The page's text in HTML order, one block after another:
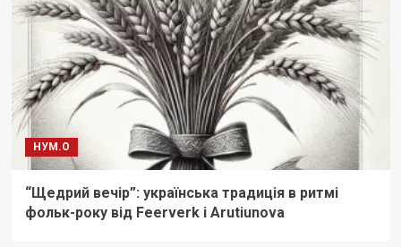
НУМ.О
“Щедрий вечір”: українська традиція в ритмі
фольк-року від Feerverk і Arutiunova